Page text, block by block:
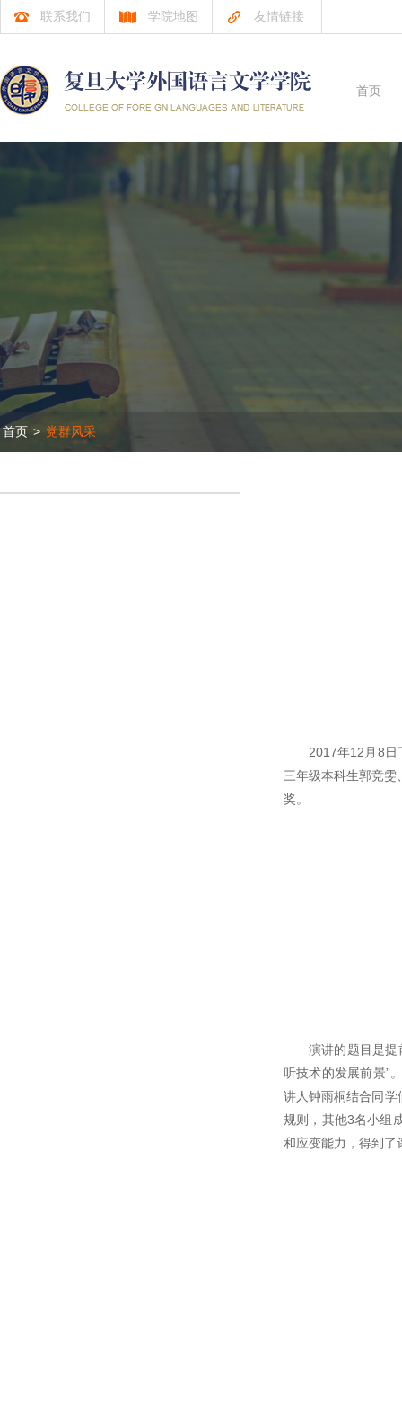
联系我们 学院地图 友情链接
首页
首页 > 党群风采
2017年12月8日
三年级本科生郭竞雯
奖。
演讲的题目是提
听技术的发展前景”
讲人钟雨桐结合同学
规则，其他3名小组
和应变能力，得到了